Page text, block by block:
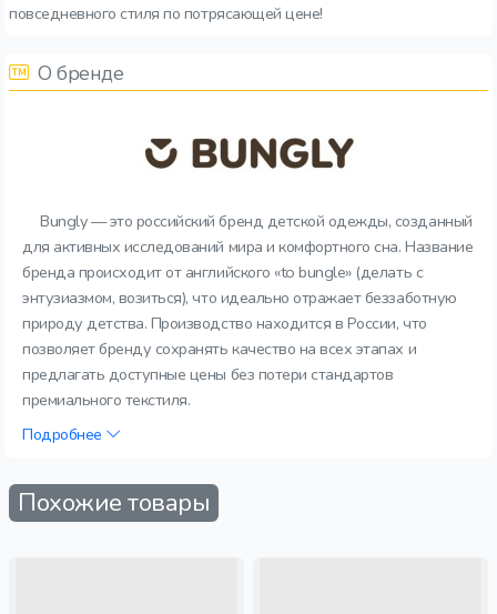
повседневного стиля по потрясающей цене!
О бренде
Bungly — это российский бренд детской одежды, созданный
для активных исследований мира и комфортного сна. Название
бренда происходит от английского «to bungle» (делать с
энтузиазмом, возиться), что идеально отражает беззаботную
природу детства. Производство находится в России, что
позволяет бренду сохранять качество на всех этапах и
предлагать доступные цены без потери стандартов
премиального текстиля.
Подробнее
Похожие товары